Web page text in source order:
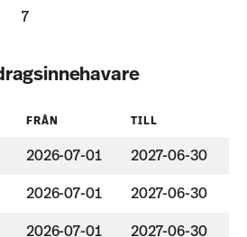
7
FRÅN TILL
2026-07-01 2027-06-30
2026-07-01 2027-06-30
2026-07-01 2027-06-30